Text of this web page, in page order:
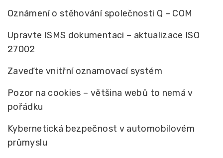
Oznámení o stěhování společnosti Q – COM
Upravte ISMS dokumentaci – aktualizace ISO
27002
Zaveďte vnitřní oznamovací systém
Pozor na cookies – většina webů to nemá v
pořádku
Kybernetická bezpečnost v automobilovém
průmyslu